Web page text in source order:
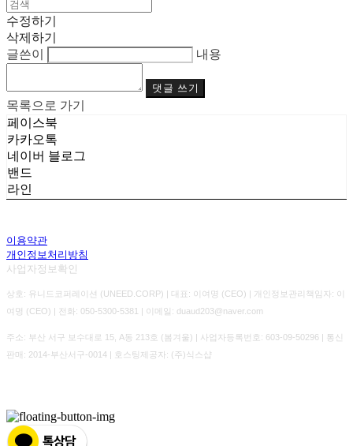
수정하기
삭제하기
글쓴이
내용
댓글 쓰기
목록으로 가기
페이스북
카카오톡
네이버 블로그
밴드
라인
이용약관
개인정보처리방침
사업자정보확인
상호: 유니드코퍼레이션 (UNEED.CORP) | 대표: 이여명 (CEO) | 개인정보관리책임자: 이
여명 (CEO) | 전화: 050-5300-5381 | 이메일: duaud203@naver.com
주소: 부산 서구 보수대로 15, A동 213호 (봄겨울) | 사업자등록번호: 603-09-50296 | 통신
판매: 2014-부산서구-0014 | 호스팅제공자: (주)식스샵